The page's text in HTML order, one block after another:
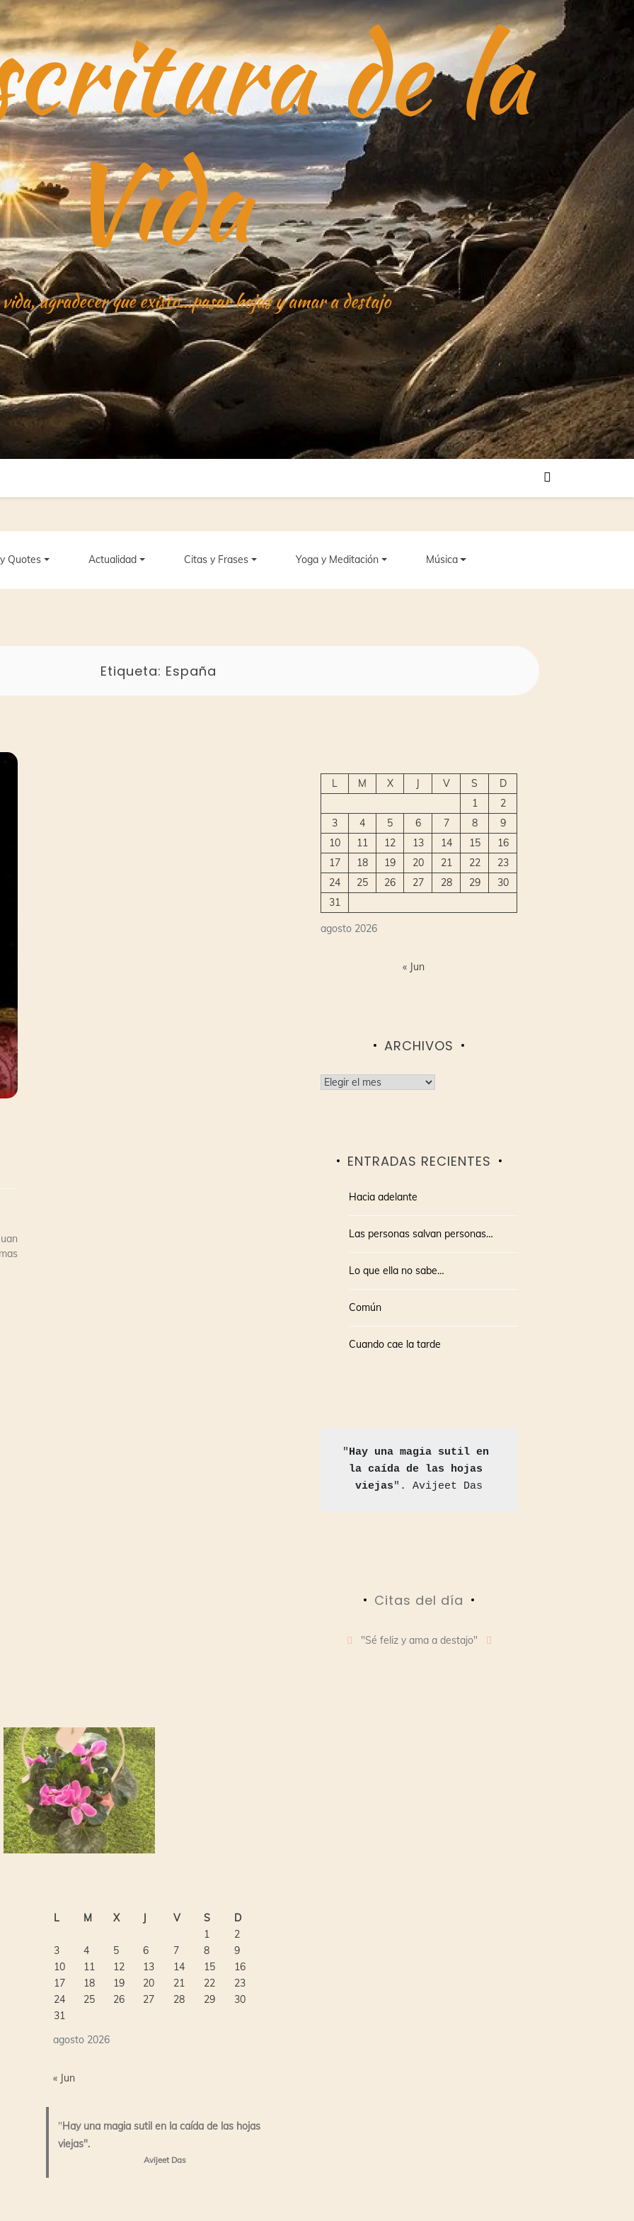
de la
Vida
agradecer que existo…pasar hojas y amar a destajo
Quotes Actualidad Citas y Frases Yoga y Meditación Música
Etiqueta: España
agosto 2026
L M X J V S
D
1
2
3
4 5 6 7 8
9
10
11 12 13 14 15
16
17
18 19 20 21 22
23
24
25 26 27 28 29
30
31
« Jun
ARCHIVOS
Archivos
ENTRADAS RECIENTES
Hacia adelante
Las personas salvan personas…
Lo que ella no sabe…
Común
Cuando cae la tarde
"Hay una magia sutil en
la caída de las hojas
viejas". Avijeet Das
Citas del día
"Sé feliz y ama a destajo"
agosto 2026
L M X J V S
D
1
2
3
4 5 6 7 8
9
10
11 12 13 14 15
16
17
18 19 20 21 22
23
24
25 26 27 28 29
30
31
« Jun
"Hay una magia sutil en la caída de las hojas
viejas".
Avijeet Das